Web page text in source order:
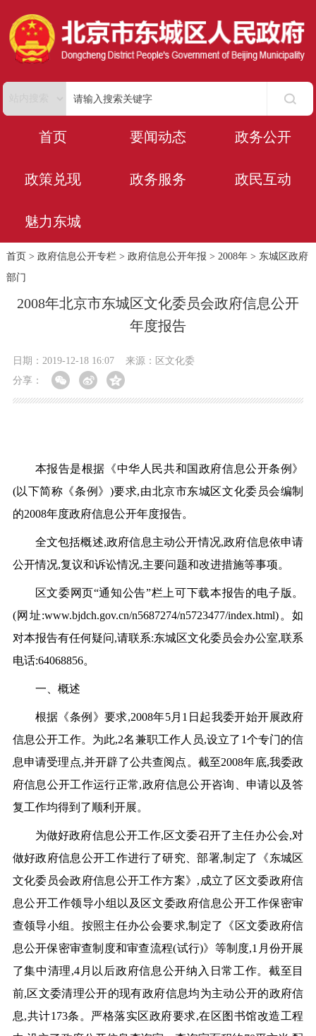
首页 要闻动态 政务公开
政策兑现 政务服务 政民互动
魅力东城
首页 > 政府信息公开专栏> 政府信息公开年报 > 2008年> 东城区政府
部门
2008年北京市东城区文化委员会政府信息公开
年度报告
日期：2019-12-18 16:07
来源：区文化委
分享：
本报告是根据《中华人民共和国政府信息公开条例》
(以下简称《条例》)要求,由北京市东城区文化委员会编制
的2008年度政府信息公开年度报告。
全文包括概述,政府信息主动公开情况,政府信息依申请
公开情况,复议和诉讼情况,主要问题和改进措施等事项。
区文委网页“通知公告”栏上可下载本报告的电子版。
(网址:www.bjdch.gov.cn/n5687274/n5723477/index.html)。如
对本报告有任何疑问,请联系:东城区文化委员会办公室,联系
电话:64068856。
一、概述
根据《条例》要求,2008年5月1日起我委开始开展政府
信息公开工作。为此,2名兼职工作人员,设立了1个专门的信
息申请受理点,并开辟了公共查阅点。截至2008年底,我委政
府信息公开工作运行正常,政府信息公开咨询、申请以及答
复工作均得到了顺利开展。
为做好政府信息公开工作,区文委召开了主任办公会,对
做好政府信息公开工作进行了研究、部署,制定了《东城区
文化委员会政府信息公开工作方案》,成立了区文委政府信
息公开工作领导小组以及区文委政府信息公开工作保密审
查领导小组。按照主任办公会要求,制定了《区文委政府信
息公开保密审查制度和审查流程(试行)》等制度,1月份开展
了集中清理,4月以后政府信息公开纳入日常工作。截至目
前,区文委清理公开的现有政府信息均为主动公开的政府信
息,共计173条。严格落实区政府要求,在区图书馆改造工程